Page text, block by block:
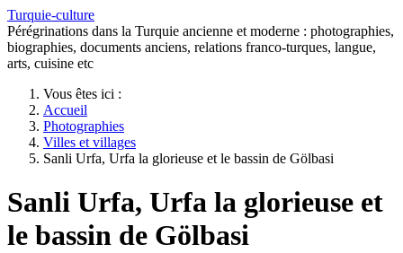
Turquie-culture
Pérégrinations dans la Turquie ancienne et moderne : photographies,
biographies, documents anciens, relations franco-turques, langue,
arts, cuisine etc
Vous êtes ici :
Accueil
Photographies
Villes et villages
Sanli Urfa, Urfa la glorieuse et le bassin de Gölbasi
Sanli Urfa, Urfa la glorieuse et
le bassin de Gölbasi